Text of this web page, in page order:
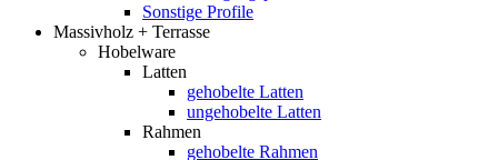
Sonstige Profile
Massivholz + Terrasse
Hobelware
Latten
gehobelte Latten
ungehobelte Latten
Rahmen
gehobelte Rahmen